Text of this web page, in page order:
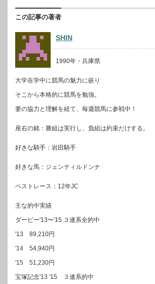
この記事の著者
SHIN
1990年・兵庫県
大学在学中に競馬の魅力に嵌り
そこから本格的に競馬を勉強。
妻の協力と理解を経て、毎週競馬に参戦中！
座右の銘：勝組は実行し、負組は約束だけする。
好きな騎手：岩田騎手
好きな馬：ジェンティルドンナ
ベストレース：12年JC
主な的中実績
ダービー'13〜'15 ３連系全的中
'13 89,210円
'14 54,940円
'15 51,230円
宝塚記念'13 '15 ３連系的中